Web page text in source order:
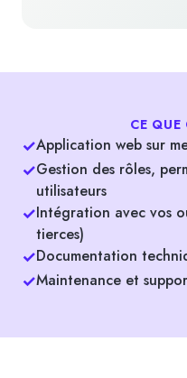
CE QUE
✓Application web sur
✓Gestion des rôles,
utilisateurs
✓Intégration avec vos
tierces)
✓Documentation
✓Maintenance et